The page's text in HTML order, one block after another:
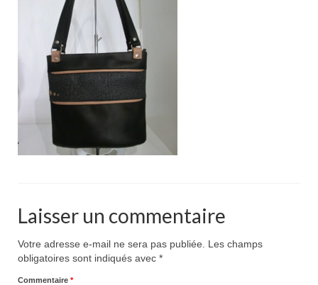
Pour acheter
Contact
Laisser un commentaire
Votre adresse e-mail ne sera pas publiée.
Les champs
obligatoires sont indiqués avec *
Commentaire *